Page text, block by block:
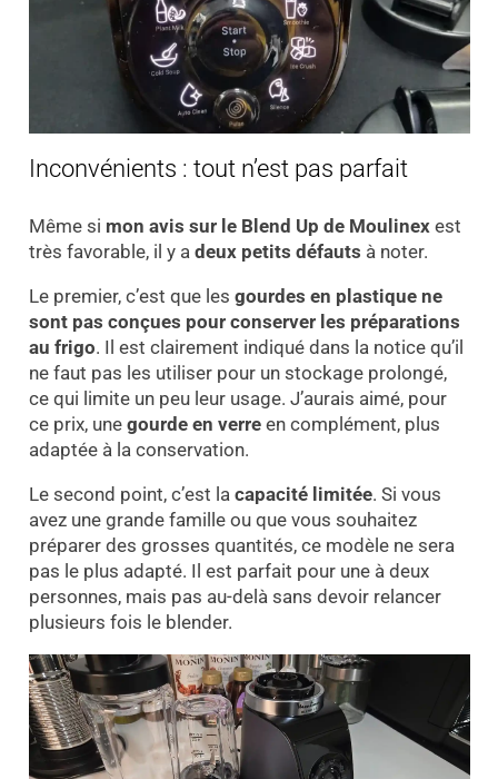
Inconvénients : tout n’est pas parfait
Même si mon avis sur le Blend Up de Moulinexest
très favorable, il y a deux petits défauts à noter.
Le premier, c’est que les gourdes en plastique ne
sont pas conçues pour conserver les préparations
au frigo. Il est clairement indiqué dans la notice qu’il
ne faut pas les utiliser pour un stockage prolongé,
ce qui limite un peu leur usage. J’aurais aimé, pour
ce prix, une gourde en verreen complément, plus
adaptée à la conservation.
Le second point, c’est la capacité limitée. Si vous
avez une grande famille ou que vous souhaitez
préparer des grosses quantités, ce modèle ne sera
pas le plus adapté. Il est parfait pour une à deux
personnes, mais pas au-delà sans devoir relancer
plusieurs fois le blender.